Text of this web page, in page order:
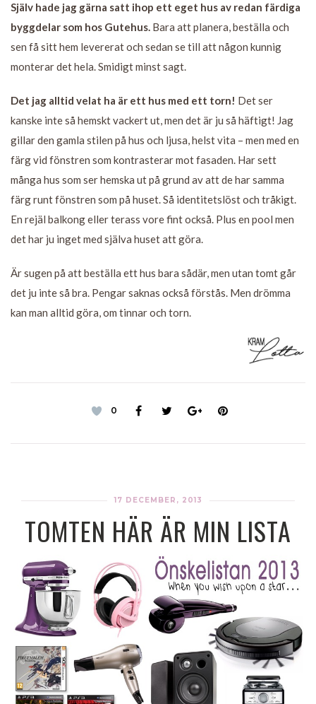
Själv hade jag gärna satt ihop ett eget hus av redan färdiga
byggdelar som hos Gutehus. Bara att planera, beställa och
sen få sitt hem levererat och sedan se till att någon kunnig
monterar det hela. Smidigt minst sagt.
Det jag alltid velat ha är ett hus med ett torn! Det ser
kanske inte så hemskt vackert ut, men det är ju så häftigt! Jag
gillar den gamla stilen på hus och ljusa, helst vita – men med en
färg vid fönstren som kontrasterar mot fasaden. Har sett
många hus som ser hemska ut på grund av att de har samma
färg runt fönstren som på huset. Så identitetslöst och tråkigt.
En rejäl balkong eller terass vore fint också. Plus en pool men
det har ju inget med själva huset att göra.
Är sugen på att beställa ett hus bara sådär, men utan tomt går
det ju inte så bra. Pengar saknas också förstås. Men drömma
kan man alltid göra, om tinnar och torn.
0
17 DECEMBER, 2013
TOMTEN HÄR ÄR MIN LISTA